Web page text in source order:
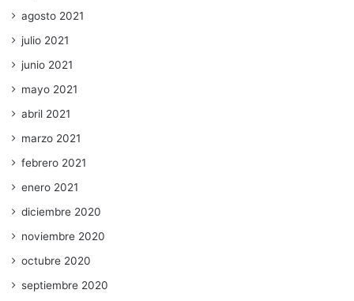
agosto 2021
julio 2021
junio 2021
mayo 2021
abril 2021
marzo 2021
febrero 2021
enero 2021
diciembre 2020
noviembre 2020
octubre 2020
septiembre 2020